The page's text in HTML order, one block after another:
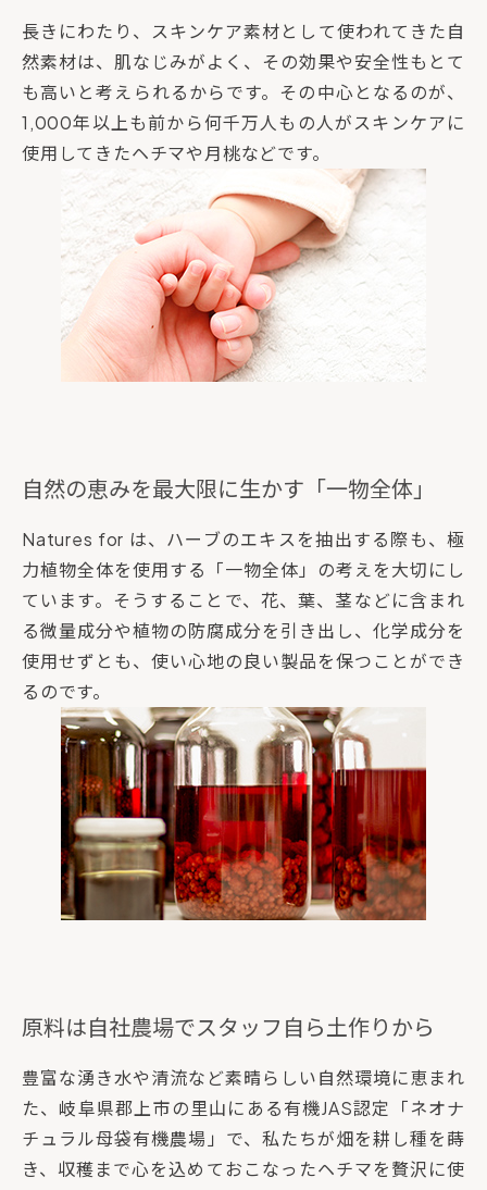
長きにわたり、スキンケア素材として使われてきた自
然素材は、肌なじみがよく、その効果や安全性もとて
も高いと考えられるからです。その中心となるのが、
1,000年以上も前から何千万人もの人がスキンケアに
使用してきたヘチマや月桃などです。
自然の恵みを最大限に生かす「一物全体」
Natures for は、ハーブのエキスを抽出する際も、極
力植物全体を使用する「一物全体」の考えを大切にし
ています。そうすることで、花、葉、茎などに含まれ
る微量成分や植物の防腐成分を引き出し、化学成分を
使用せずとも、使い心地の良い製品を保つことができ
るのです。
原料は自社農場でスタッフ自ら土作りから
豊富な湧き水や清流など素晴らしい自然環境に恵まれ
た、岐阜県郡上市の里山にある有機JAS認定「ネオナ
チュラル母袋有機農場」で、私たちが畑を耕し種を蒔
き、収穫まで心を込めておこなったヘチマを贅沢に使